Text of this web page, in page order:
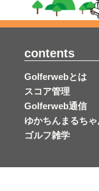
contents
Golferwebとは
スコア管理
Golferweb通信
ゆかちんまるち
ゴルフ雑学